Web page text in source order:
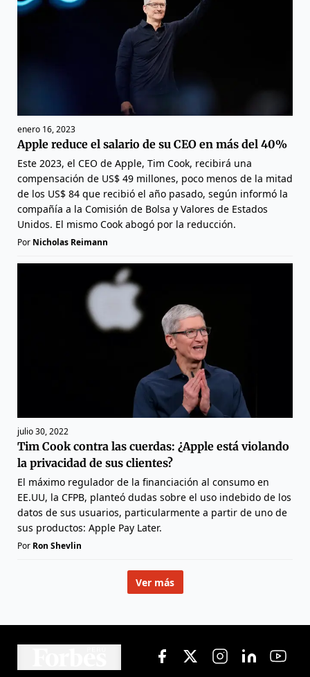
enero 16, 2023
Apple reduce el salario de su CEO en más del 40%
Este 2023, el CEO de Apple, Tim Cook, recibirá una
compensación de US$ 49 millones, poco menos de la mitad
de los US$ 84 que recibió el año pasado, según informó la
compañía a la Comisión de Bolsa y Valores de Estados
Unidos. El mismo Cook abogó por la reducción.
Por Nicholas Reimann
julio 30, 2022
Tim Cook contra las cuerdas: ¿Apple está violando
la privacidad de sus clientes?
El máximo regulador de la financiación al consumo en
EE.UU, la CFPB, planteó dudas sobre el uso indebido de los
datos de sus usuarios, particularmente a partir de uno de
sus productos: Apple Pay Later.
Por Ron Shevlin
Ver más